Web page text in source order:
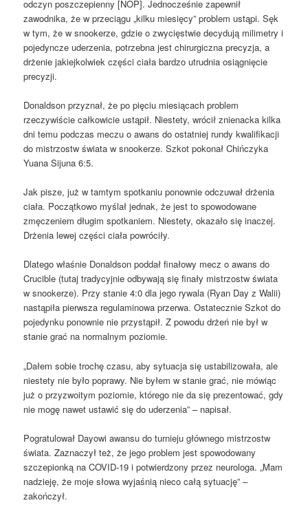
odczyn poszczepienny [NOP]. Jednocześnie zapewnił
zawodnika, że w przeciągu „kilku miesięcy” problem ustąpi. Sęk
w tym, że w snookerze, gdzie o zwycięstwie decydują milimetry i
pojedyncze uderzenia, potrzebna jest chirurgiczna precyzja, a
drżenie jakiejkolwiek części ciała bardzo utrudnia osiągnięcie
precyzji.
Donaldson przyznał, że po pięciu miesiącach problem
rzeczywiście całkowicie ustąpił. Niestety, wrócił znienacka kilka
dni temu podczas meczu o awans do ostatniej rundy kwalifikacji
do mistrzostw świata w snookerze. Szkot pokonał Chińczyka
Yuana Sijuna 6:5.
Jak pisze, już w tamtym spotkaniu ponownie odczuwał drżenia
ciała. Początkowo myślał jednak, że jest to spowodowane
zmęczeniem długim spotkaniem. Niestety, okazało się inaczej.
Drżenia lewej części ciała powróciły.
Dlatego właśnie Donaldson poddał finałowy mecz o awans do
Crucible (tutaj tradycyjnie odbywają się finały mistrzostw świata
w snookerze). Przy stanie 4:0 dla jego rywala (Ryan Day z Walii)
nastąpiła pierwsza regulaminowa przerwa. Ostatecznie Szkot do
pojedynku ponownie nie przystąpił. Z powodu drżeń nie był w
stanie grać na normalnym poziomie.
„Dałem sobie trochę czasu, aby sytuacja się ustabilizowała, ale
niestety nie było poprawy. Nie byłem w stanie grać, nie mówiąc
już o przyzwoitym poziomie, którego nie da się prezentować, gdy
nie mogę nawet ustawić się do uderzenia” – napisał.
Pogratulował Dayowi awansu do turnieju głównego mistrzostw
świata. Zaznaczył też, że jego problem jest spowodowany
szczepionką na COVID-19 i potwierdzony przez neurologa. „Mam
nadzieję, że moje słowa wyjaśnią nieco całą sytuację” –
zakończył.